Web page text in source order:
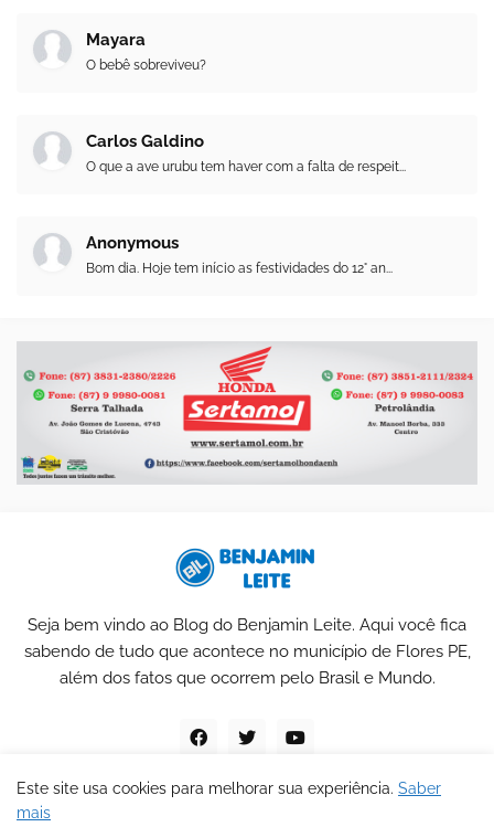
Mayara
O bebê sobreviveu?
Carlos Galdino
O que a ave urubu tem haver com a falta de respeit...
Anonymous
Bom dia. Hoje tem início as festividades do 12° an...
Seja bem vindo ao Blog do Benjamin Leite. Aqui você fica
sabendo de tudo que acontece no município de Flores PE,
além dos fatos que ocorrem pelo Brasil e Mundo.
Este site usa cookies para melhorar sua experiência. Saber
mais